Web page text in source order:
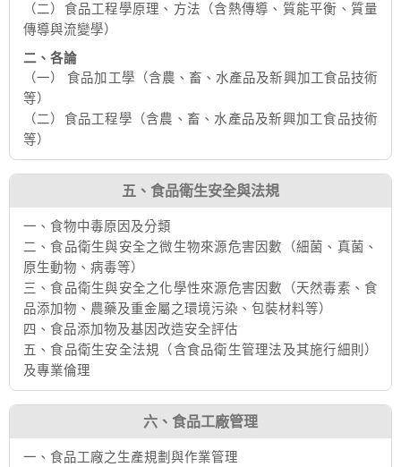
（二）食品工程學原理、方法（含熱傳導、質能平衡、質量
傳導與流變學）
二、各論
（一） 食品加工學（含農、畜、水產品及新興加工食品技術
等）
（二）食品工程學（含農、畜、水產品及新興加工食品技術
等）
五、食品衛生安全與法規
一、食物中毒原因及分類
二、食品衛生與安全之微生物來源危害因數（細菌、真菌、
原生動物、病毒等）
三、食品衛生與安全之化學性來源危害因數（天然毒素、食
品添加物、農藥及重金屬之環境污染、包裝材料等）
四、食品添加物及基因改造安全評估
五、食品衛生安全法規（含食品衛生管理法及其施行細則）
及專業倫理
六、食品工廠管理
一、食品工廠之生產規劃與作業管理